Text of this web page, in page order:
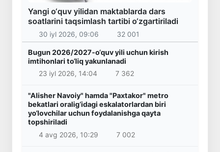
Yangi o‘quv yilidan maktablarda dars
soatlarini taqsimlash tartibi o‘zgartiriladi
30 iyl 2026, 09:06 32 001
Bugun 2026/2027-o‘quv yili uchun kirish
imtihonlari to‘liq yakunlanadi
23 iyl 2026, 14:04
7 362
"Alisher Navoiy" hamda "Paxtakor" metro
bekatlari oralig‘idagi eskalatorlardan biri
yo‘lovchilar uchun foydalanishga qayta
topshiriladi
4 avg 2026, 10:29
7 002